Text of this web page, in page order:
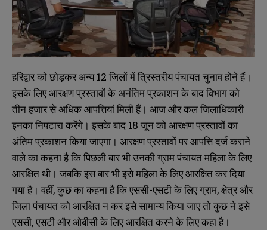
हरिद्वार को छोड़कर अन्य 12 जिलों में त्रिस्तरीय पंचायत चुनाव होने हैं।
इसके लिए आरक्षण प्रस्तावों के अनंतिम प्रकाशन के बाद विभाग को
तीन हजार से अधिक आपत्तियां मिली हैं। आज और कल जिलाधिकारी
इनका निपटारा करेंगे। इसके बाद 18 जून को आरक्षण प्रस्तावों का
अंतिम प्रकाशन किया जाएगा। आरक्षण प्रस्तावों पर आपत्ति दर्ज कराने
वाले का कहना है कि पिछली बार भी उनकी ग्राम पंचायत महिला के लिए
आरक्षित थी। जबकि इस बार भी इसे महिला के लिए आरक्षित कर दिया
गया है। वहीं, कुछ का कहना है कि एससी-एसटी के लिए ग्राम, क्षेत्र और
जिला पंचायत को आरक्षित न कर इसे सामान्य किया जाए तो कुछ ने इसे
एससी, एसटी और ओबीसी के लिए आरक्षित करने के लिए कहा है।